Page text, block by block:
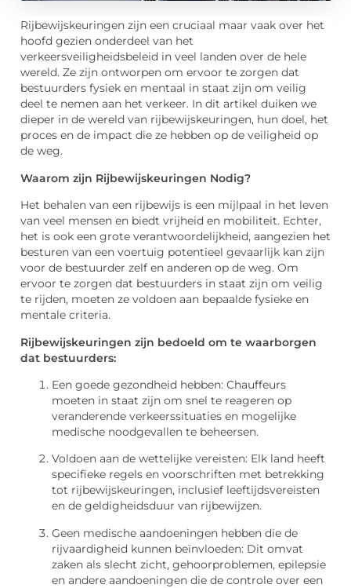
Rijbewijskeuringen zijn een cruciaal maar vaak over het
hoofd gezien onderdeel van het
verkeersveiligheidsbeleid in veel landen over de hele
wereld. Ze zijn ontworpen om ervoor te zorgen dat
bestuurders fysiek en mentaal in staat zijn om veilig
deel te nemen aan het verkeer. In dit artikel duiken we
dieper in de wereld van rijbewijskeuringen, hun doel, het
proces en de impact die ze hebben op de veiligheid op
de weg.
Waarom zijn Rijbewijskeuringen Nodig?
Het behalen van een rijbewijs is een mijlpaal in het leven
van veel mensen en biedt vrijheid en mobiliteit. Echter,
het is ook een grote verantwoordelijkheid, aangezien het
besturen van een voertuig potentieel gevaarlijk kan zijn
voor de bestuurder zelf en anderen op de weg. Om
ervoor te zorgen dat bestuurders in staat zijn om veilig
te rijden, moeten ze voldoen aan bepaalde fysieke en
mentale criteria.
Rijbewijskeuringen zijn bedoeld om te waarborgen
dat bestuurders:
Een goede gezondheid hebben: Chauffeurs
moeten in staat zijn om snel te reageren op
veranderende verkeerssituaties en mogelijke
medische noodgevallen te beheersen.
Voldoen aan de wettelijke vereisten: Elk land heeft
specifieke regels en voorschriften met betrekking
tot rijbewijskeuringen, inclusief leeftijdsvereisten
en de geldigheidsduur van rijbewijzen.
Geen medische aandoeningen hebben die de
rijvaardigheid kunnen beïnvloeden: Dit omvat
zaken als slecht zicht, gehoorproblemen, epilepsie
en andere aandoeningen die de controle over een